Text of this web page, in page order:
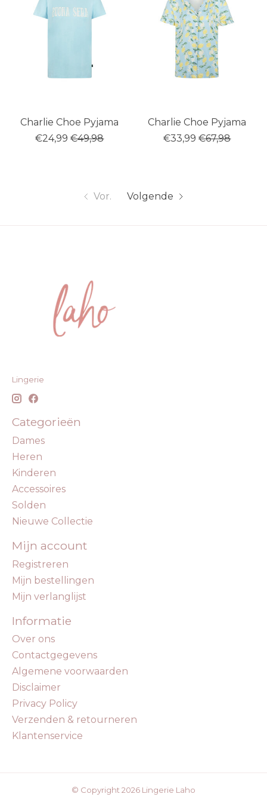
Charlie Choe Pyjama
€24,99 €49,98
Charlie Choe Pyjama
€33,99 €67,98
Vor. Volgende
Lingerie
Categorieën
Dames
Heren
Kinderen
Accessoires
Solden
Nieuwe Collectie
Mijn account
Registreren
Mijn bestellingen
Mijn verlanglijst
Informatie
Over ons
Contactgegevens
Algemene voorwaarden
Disclaimer
Privacy Policy
Verzenden & retourneren
Klantenservice
© Copyright 2026 Lingerie Laho